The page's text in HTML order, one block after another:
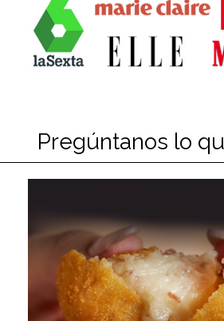
Pregúntanos lo